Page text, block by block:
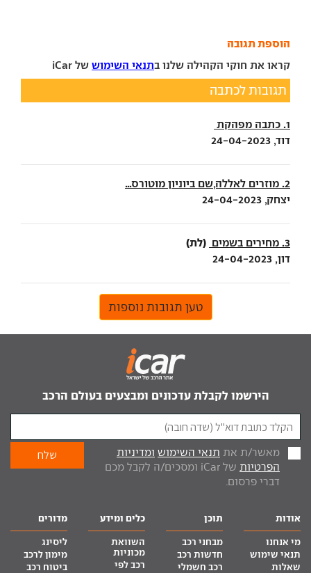
הוספת תגובה
קראו את חוקי הקהילה שלנו בתנאי השימוש של iCar
תגובות לכתבה
1. כתבה מפהקת
דוד, 24-04-2023
2. מוזרים לאללה,שם ביוניון מוטורס...
יצחק, 24-04-2023
3. מחירים בשמים (לת)
דון, 24-04-2023
טען תגובות נוספות
הירשמו לקבלת עדכונים ומבצעים בעולם הרכב
מאשר/ת את תנאי השימוש ומדיניות
הפרטיות
של iCar ומסכים/ה לקבל מכם
דברי פרסום.
אודות
מי אנחנו
תנאי שימוש
שאלות
תוכן
מבחני רכב
חדשות רכב
רכב חשמלי
כלים ומידע
השוואת
מכוניות
רכב לפי
מדורים
ליסינג
מימון לרכב
ביטוח רכב